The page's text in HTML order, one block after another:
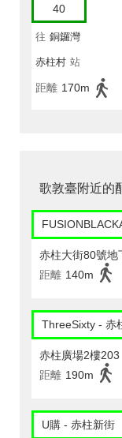
40
往 銅鑼灣
赤柱村 站
距離 170m
歌敦臺附近的
赤柱大街80號地
距離 140m
ThreeSixty - 赤
赤柱廣場2樓203
距離 190m
U購 - 赤柱新街